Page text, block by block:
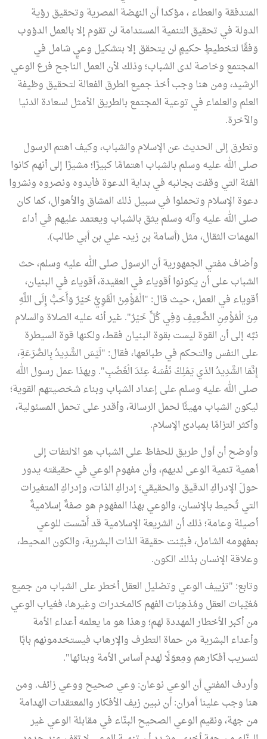
المتدفقة والعطاء ، مؤكدا أن النهضة المصرية وتحقيق رؤية
الدولة في تحقيق التنمية المستدامة لن تقوم إلا بالعمل الدؤوب
وَفقًا لتخطيطٍ حكيمٍ لن يتحقق إلا بتشكيل وعيٍ شامل في
المجتمع وخاصة لدى الشباب؛ وذلك لأن العمل الناجح فرع الوعي
الرشيد، ومن هنا وجب أخذ جميع الطرق الفعالة لتحقيق وظيفة
العلم والعلماء في توعية المجتمع بالطريق الأمثل لسعادة الدنيا
والآخرة.
وتطرق إلى الحديث عن الإسلام والشباب، وكيف اهتم الرسول
صلى الله عليه وسلم بالشباب اهتمامًا كبيرًا؛ مشيرًا إلى أنهم كانوا
الفئة التي وقفت بجانبه في بداية الدعوة فأيدوه ونصروه ونشروا
دعوة الإسلام وتحملوا في سبيل ذلك المشاق والأهوال، كما كان
صلى الله عليه وآله وسلم يثق بالشباب ويعتمد عليهم في أداء
المهمات الثقال، مثل (أسامة بن زيد- علي بن أبي طالب).
وأضاف مفتي الجمهورية أن الرسول صلى الله عليه وسلم، حث
الشباب على أن يكونوا أقوياء في العقيدة، أقوياء في البنيان،
أقوياء في العمل، حيث قال: "الْمُؤْمِنُ الْقَوِيُّ خَيْرٌ وَأَحَبُّ إِلَى اللَّهِ
مِنَ الْمُؤْمِنِ الضَّعِيفِ وَفِي كُلٍّ خَيْرٌ". غير أنه عليه الصلاة والسلام
نبَّه إلى أن القوة ليست بقوة البنيان فقط، ولكنها قوة السيطرة
على النفس والتحكم في طبائعها، فقال: "لَيْسَ الشَّدِيدُ بِالصُّرَعَةِ،
إِنَّمَا الشَّدِيدُ الذي يَمْلِكُ نَفْسَهُ عِنْدَ الْغَضَبِ". وبهذا عمل رسول الله
صلى الله عليه وسلم على إعداد الشباب وبناء شخصيتهم القوية؛
ليكون الشباب مهيئًا لحمل الرسالة، وأقدر على تحمل المسئولية،
وأكثر التزامًا بمبادئ الإسلام.
وأوضح أن أول طريق للحفاظ على الشباب هو الالتفات إلى
أهمية تنمية الوعى لديهم، وأن مفهوم الوعي في حقيقته يدور
حولَ الإدراكِ الدقيق والحقيقي؛ إدراكِ الذات، وإدراكِ المتغيرات
التي تُحيط بالإنسان، والوعي بهذا المفهوم هو صفةٌ إسلاميةٌ
أصيلة وعامة؛ ذلك أن الشريعة الإسلامية قد أَسَّست للوعي
بمفهومه الشامل، فبيَّنت حقيقة الذات البشرية، والكون المحيط،
وعلاقة الإنسان بذلك الكون.
وتابع: "تزييف الوعي وتضليل العقل أخطر على الشباب من جميع
مُغيِّبات العقل ومُذهِبَات الفهم كالمخدرات وغيرها، فغياب الوعي
من أكبر الأخطار المهددة لهم؛ وهذا هو ما يعلمه أعداء الأمة
وأعداء البشرية من حماة التطرف والإرهاب فيستخدمونهم بابًا
لتسريب أفكارهم ومِعوَلًا لهدم أساس الأمة وبنائها".
وأردف المفتي أن الوعي نوعان: وعي صحيح ووعي زائف. ومن
هنا وجب علينا أمران: أن نبين زيف الأفكار والمعتقدات الهدامة
من جهة، ونقيم الوعي الصحيح البنَّاء في مقابلة الوعي غير